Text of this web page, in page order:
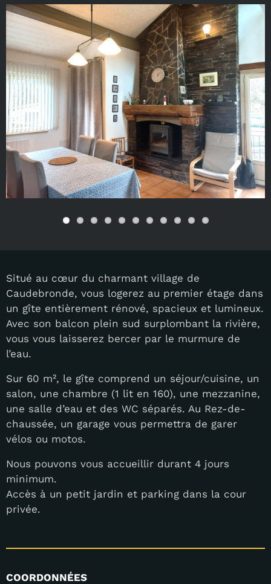
Situé au cœur du charmant village de
Caudebronde, vous logerez au premier étage dans
un gîte entièrement rénové, spacieux et lumineux.
Avec son balcon plein sud surplombant la rivière,
vous vous laisserez bercer par le murmure de
l’eau.
Sur 60 m², le gîte comprend un séjour/cuisine, un
salon, une chambre (1 lit en 160), une mezzanine,
une salle d’eau et des WC séparés. Au Rez-de-
chaussée, un garage vous permettra de garer
vélos ou motos.
Nous pouvons vous accueillir durant 4 jours
minimum.
Accès à un petit jardin et parking dans la cour
privée.
COORDONNÉES